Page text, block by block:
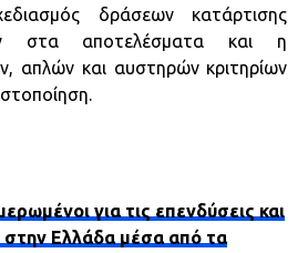
δράσεων κατάρτισης
στα αποτελέσματα και η
απλών και αυστηρών κριτηρίων
για τις επενδύσεις και
Ελλάδα μέσα από τα